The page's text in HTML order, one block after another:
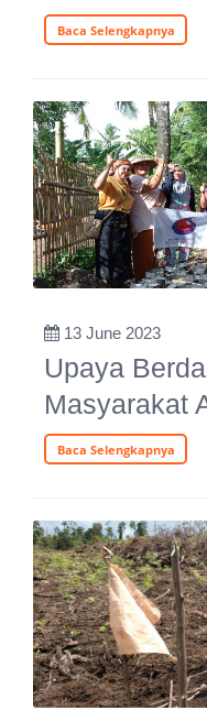
Baca Selengkapnya
13 June 2023
Upaya
Masyarakat
Baca Selengkapnya